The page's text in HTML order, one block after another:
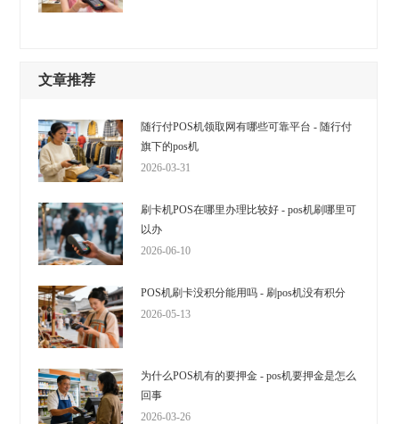
文章推荐
随行付POS机领取网有哪些可靠平台 - 随行付
旗下的pos机
2026-03-31
刷卡机POS在哪里办理比较好 - pos机刷哪里可
以办
2026-06-10
POS机刷卡没积分能用吗 - 刷pos机没有积分
2026-05-13
为什么POS机有的要押金 - pos机要押金是怎么
回事
2026-03-26